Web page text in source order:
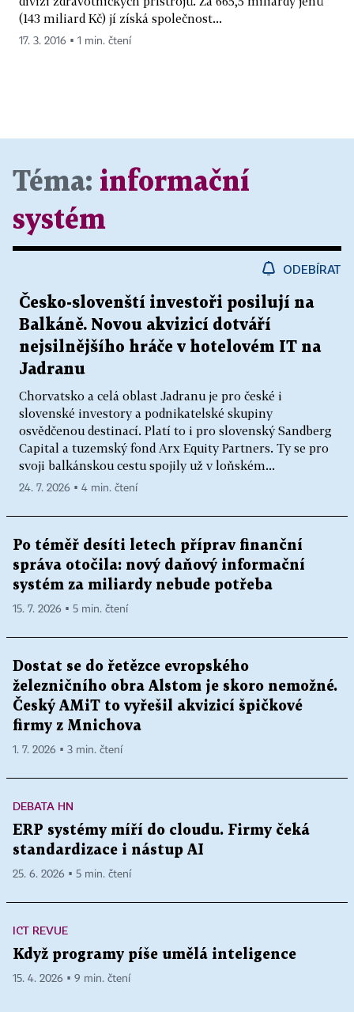
(143 miliard Kč) jí získá společnost...
17. 3. 2016 ▪ 1 min. čtení
Téma: informační
systém
ODEBÍRAT
Česko-slovenští investoři posilují na
Balkáně. Novou akvizicí dotváří
nejsilnějšího hráče v hotelovém IT na
Jadranu
Chorvatsko a celá oblast Jadranu je pro české i
slovenské investory a podnikatelské skupiny
osvědčenou destinací. Platí to i pro slovenský Sandberg
Capital a tuzemský fond Arx Equity Partners. Ty se pro
svoji balkánskou cestu spojily už v loňském...
24. 7. 2026 ▪ 4 min. čtení
Po téměř desíti letech příprav finanční
správa otočila: nový daňový informační
systém za miliardy nebude potřeba
15. 7. 2026 ▪ 5 min. čtení
Dostat se do řetězce evropského
železničního obra Alstom je skoro nemožné.
Český AMiT to vyřešil akvizicí špičkové
firmy z Mnichova
1. 7. 2026 ▪ 3 min. čtení
DEBATA HN
ERP systémy míří do cloudu. Firmy čeká
standardizace i nástup AI
25. 6. 2026 ▪ 5 min. čtení
ICT REVUE
Když programy píše umělá inteligence
15. 4. 2026 ▪ 9 min. čtení